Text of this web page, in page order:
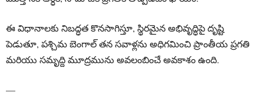
ఈ విధానాలకు నిబద్ధత కొనసాగిస్తూ, స్థిరమైన అభివృద్ధిపై దృష్టి
పెడుతూ, పశ్చిమ బెంగాల్ తన సవాళ్లను అధిగమించి ప్రాంతీయ ప్రగతి
మరియు సమృద్ది మూద్రమును అవలంబించే అవకాశం ఉంది.
—